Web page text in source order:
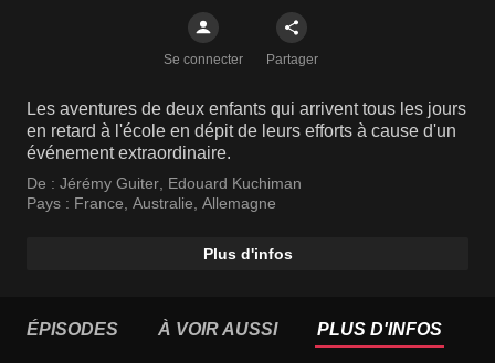
Se connecter Partager
Les aventures de deux enfants qui arrivent tous les jours
en retard à l'école en dépit de leurs efforts à cause d'un
événement extraordinaire.
De : Jérémy Guiter Edouard Kuchiman
Pays : France Australie Allemagne
Plus d'infos
ÉPISODES À VOIR AUSSI PLUS D'INFOS